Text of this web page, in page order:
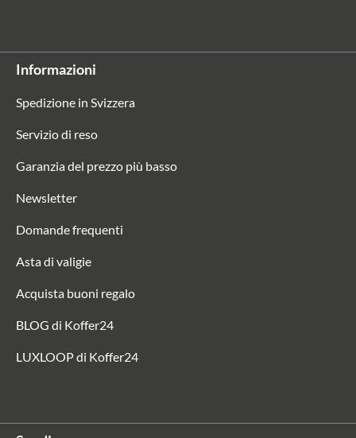
Informazioni
Spedizione in Svizzera
Servizio di reso
Garanzia del prezzo più basso
Newsletter
Domande frequenti
Asta di valigie
Acquista buoni regalo
BLOG di Koffer24
LUXLOOP di Koffer24